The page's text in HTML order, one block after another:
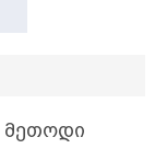
მეთოდი